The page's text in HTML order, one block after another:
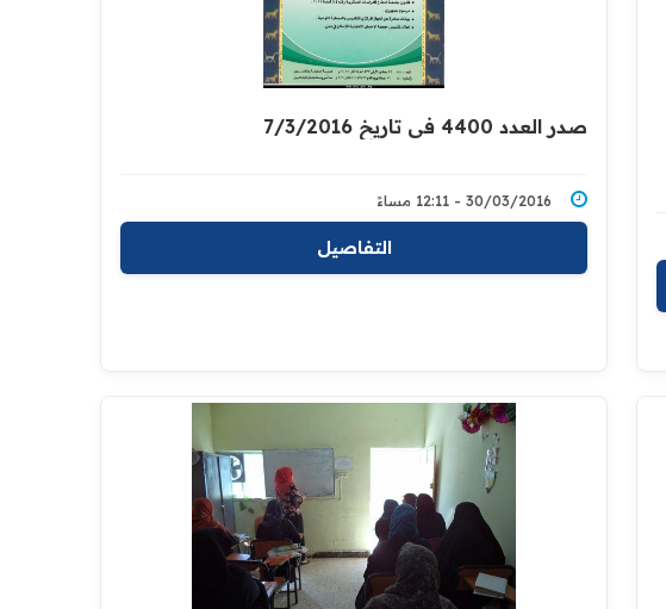
صدر العدد 4400 في تاريخ 7/3/2016
30/03/2016 - 12:11 مساءً
التفاصيل